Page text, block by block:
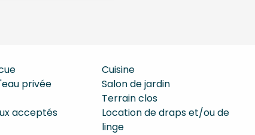
Cuisine
privée
Salon de jardin
Terrain clos
acceptés
Location de draps et/ou de
linge